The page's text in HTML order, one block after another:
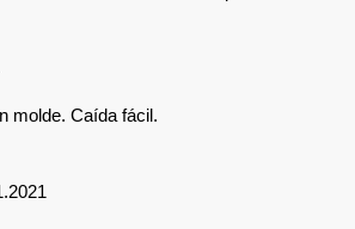
molde. Caída fácil.